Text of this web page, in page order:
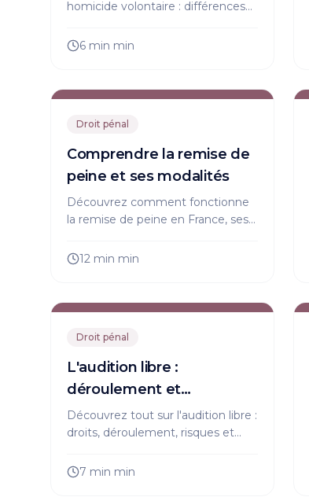
homicide volontaire : différences
circonstances aggravantes et rôle
6 min min
Droit pénal
Comprendre la remise de
peine et ses modalités
Découvrez comment fonctionne
la remise de peine en France, ses
conseils d'avocat pour réduire la
12 min min
Droit pénal
L'audition libre :
déroulement et
conséquences
Découvrez tout sur l'audition libre :
droits, déroulement, risques et
préparer cette étape clé d'une
7 min min